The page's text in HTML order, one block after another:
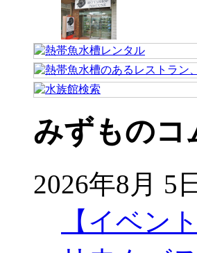
みずものコ
2026年8月 5
【イベン